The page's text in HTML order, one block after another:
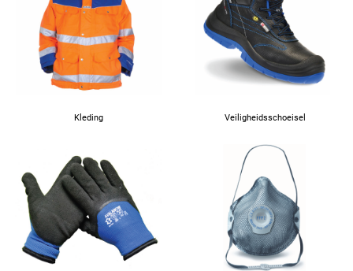
Kleding Veiligheidsschoeisel